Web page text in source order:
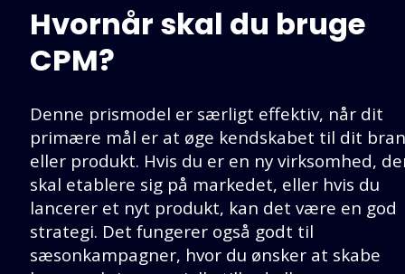
Hvornår skal du bruge
CPM?
Denne prismodel er særligt effektiv, når dit
primære mål er at øge kendskabet til dit
eller produkt. Hvis du er en ny virksomhed,
skal etablere sig på markedet, eller hvis du
lancerer et nyt produkt, kan det være en god
strategi. Det fungerer også godt til
sæsonkampagner, hvor du ønsker at skabe